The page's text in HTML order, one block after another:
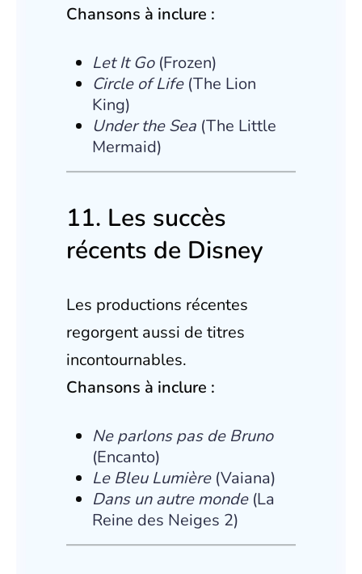
Chansons à inclure :
Let It Go(Frozen)
Circle of Life(The Lion
King)
Under the Sea (The Little
Mermaid)
11. Les succès
récents de Disney
Les productions récentes
regorgent aussi de titres
incontournables.
Chansons à inclure :
Ne parlons pas de Bruno
(Encanto)
Le Bleu Lumière(Vaiana)
Dans un autre monde(La
Reine des Neiges 2)